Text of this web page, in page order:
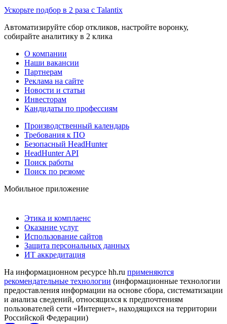
Ускорьте подбор в 2 раза с Talantix
Автоматизируйте сбор откликов, настройте воронку,
собирайте аналитику в 2 клика
О компании
Наши вакансии
Партнерам
Реклама на сайте
Новости и статьи
Инвесторам
Кандидаты по профессиям
Производственный календарь
Требования к ПО
Безопасный HeadHunter
HeadHunter API
Поиск работы
Поиск по резюме
Мобильное приложение
Этика и комплаенс
Оказание услуг
Использование сайтов
Защита персональных данных
ИТ аккредитация
На информационном ресурсе hh.ru применяются
рекомендательные технологии (информационные технологии
предоставления информации на основе сбора, систематизации
и анализа сведений, относящихся к предпочтениям
пользователей сети «Интернет», находящихся на территории
Российской Федерации)